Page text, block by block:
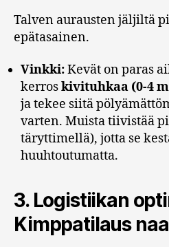
Talven aurausten jäljiltä
epätasainen.
Vinkki:Kevät on paras
kerroskivituhkaa (0-4
ja tekee siitä
varten. Muista tiivistää
täryttimellä), jotta se
huuhtoutumatta.
3. Logistiikan
Kimppatilaus